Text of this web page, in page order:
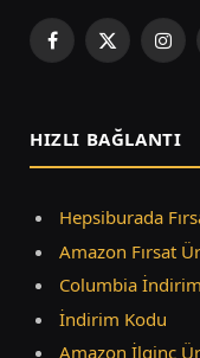
Facebook
X
HIZLI BAĞLANTI
Hepsiburada
Amazon Fırsat
Columbia
İndirim Kodu
Amazon İlginç